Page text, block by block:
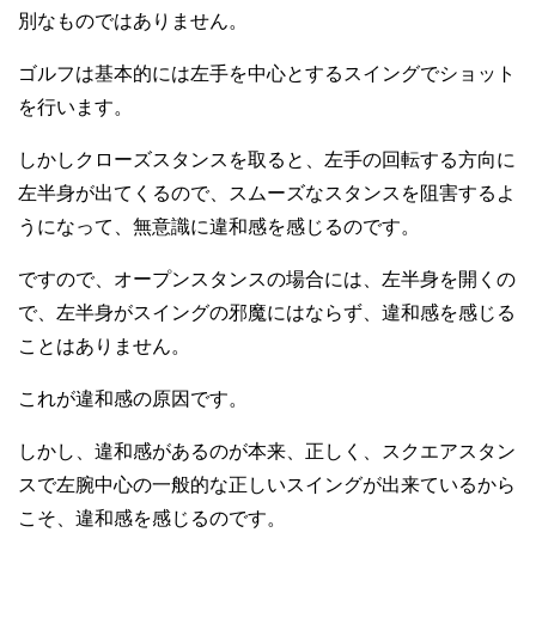
別なものではありません。
ゴルフは基本的には左手を中心とするスイングでショット
を行います。
しかしクローズスタンスを取ると、左手の回転する方向に
左半身が出てくるので、スムーズなスタンスを阻害するよ
うになって、無意識に違和感を感じるのです。
ですので、オープンスタンスの場合には、左半身を開くの
で、左半身がスイングの邪魔にはならず、違和感を感じる
ことはありません。
これが違和感の原因です。
しかし、違和感があるのが本来、正しく、スクエアスタン
スで左腕中心の一般的な正しいスイングが出来ているから
こそ、違和感を感じるのです。